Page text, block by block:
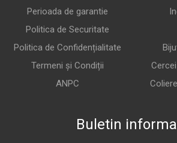
Perioada de garantie
Politica de Securitate
Politica de Confidențialitate
Termeni și Condiții
ANPC
Buletin